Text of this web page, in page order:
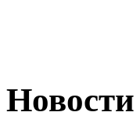
Новости